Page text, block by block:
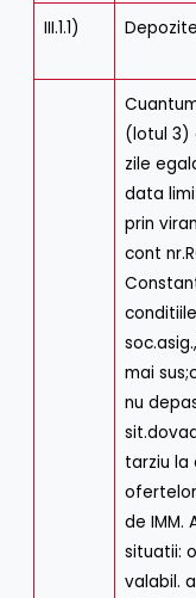
III.1.1)
(lotul 3)
zile
data
prin
cont
mai
nu
tarziu la
de IMM.
situatii:
valabil.